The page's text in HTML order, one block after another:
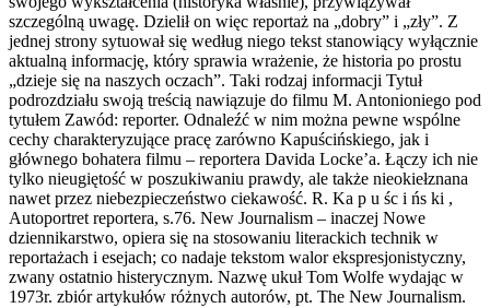
szczególną uwagę. Dzielił on więc reportaż na „dobry” i „zły”. Z
jednej strony sytuował się według niego tekst stanowiący wyłącznie
aktualną informację, który sprawia wrażenie, że historia po prostu
„dzieje się na naszych oczach”. Taki rodzaj informacji Tytuł
podrozdziału swoją treścią nawiązuje do filmu M. Antonioniego pod
tytułem Zawód: reporter. Odnaleźć w nim można pewne wspólne
cechy charakteryzujące pracę zarówno Kapuścińskiego, jak i
głównego bohatera filmu – reportera Davida Locke’a. Łączy ich nie
tylko nieugiętość w poszukiwaniu prawdy, ale także nieokiełznana
nawet przez niebezpieczeństwo ciekawość. R. Ka p u śc i ńs ki ,
Autoportret reportera, s.76. New Journalism – inaczej Nowe
dziennikarstwo, opiera się na stosowaniu literackich technik w
reportażach i esejach; co nadaje tekstom walor ekspresjonistyczny,
zwany ostatnio histerycznym. Nazwę ukuł Tom Wolfe wydając w
1973r. zbiór artykułów różnych autorów, pt. The New Journalism.